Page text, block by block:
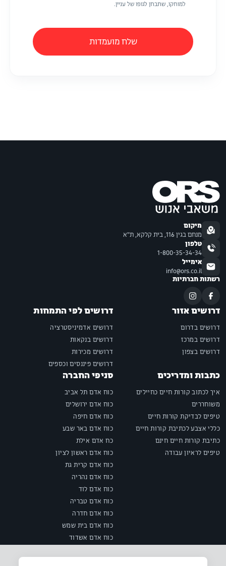
למוחקו, שתבחן לגופו של עניין.
שלח מועמדות
מיקום
מנחם בגין 116, בית קלקא, ת"א
טלפון
1-800-35-34-34
אימייל
info@ors.co.il
רשתות חברתיות
דרושים אזור
דרושים בדרום
דרושים במרכז
דרושים בצפון
דרושים לפי התמחות
דרושים אדמיניסטרציה
דרושים בנקאות
דרושים מכירות
דרושים פיננסים וכספים
כתבות ומדריכים
איך לכתוב קורות חיים כחיילים
משוחררים
טיפים לבדיקת קורות חיים
כללי אצבע לכתיבת קורות חיים
כתיבת קורות חיים חינם
טיפים לראיון עבודה
סניפי החברה
כוח אדם תל אביב
כוח אדם ירושלים
כוח אדם חיפה
כוח אדם באר שבע
כח אדם אילת
כוח אדם ראשון לציון
כוח אדם קרית גת
כוח אדם נהריה
כוח אדם לוד
כוח אדם טבריה
כוח אדם חדרה
כוח אדם בית שמש
כוח אדם אשדוד